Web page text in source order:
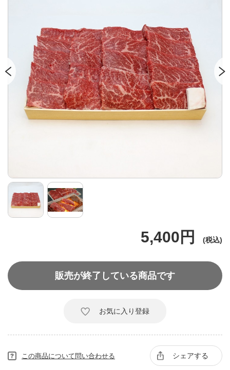
5,400円
お気に入り登録
販売が終了している商品です
この商品について問い合わせる シェアする